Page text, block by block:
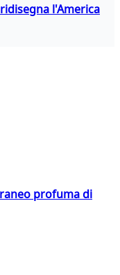
l'America
profuma di